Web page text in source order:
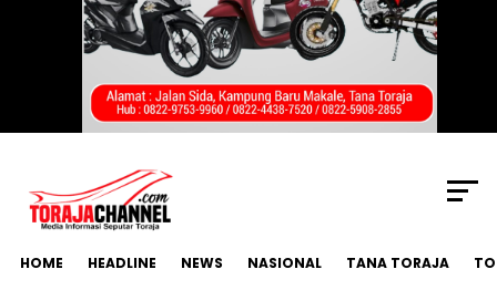
HOME HEADLINE NEWS NASIONAL TANA TORAJA